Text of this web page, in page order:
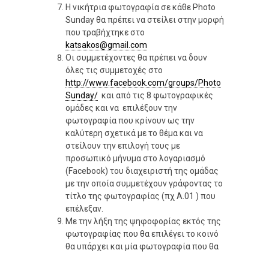
Η νικήτρια φωτογραφία σε κάθε Photo
Sunday θα πρέπει να στείλει στην μορφή
που τραβήχτηκε στο
katsakos@gmail.com
Οι συμμετέχοντες θα πρέπει να δουν
όλες τις συμμετοχές στο
http://www.facebook.com/groups/Photo
Sunday/ και από τις 8 φωτογραφικές
ομάδες και να επιλέξουν την
φωτογραφία που κρίνουν ως την
καλύτερη σχετικά με το θέμα και να
στείλουν την επιλογή τους με
προσωπικό μήνυμα στο λογαριασμό
(Facebook) του διαχειριστή της ομάδας
με την οποία συμμετέχουν γράφοντας το
τίτλο της φωτογραφίας (πχ A.01 ) που
επέλεξαν.
Με την λήξη της ψηφοφορίας εκτός της
φωτογραφίας που θα επιλέγει το κοινό
θα υπάρχει και μία φωτογραφία που θα